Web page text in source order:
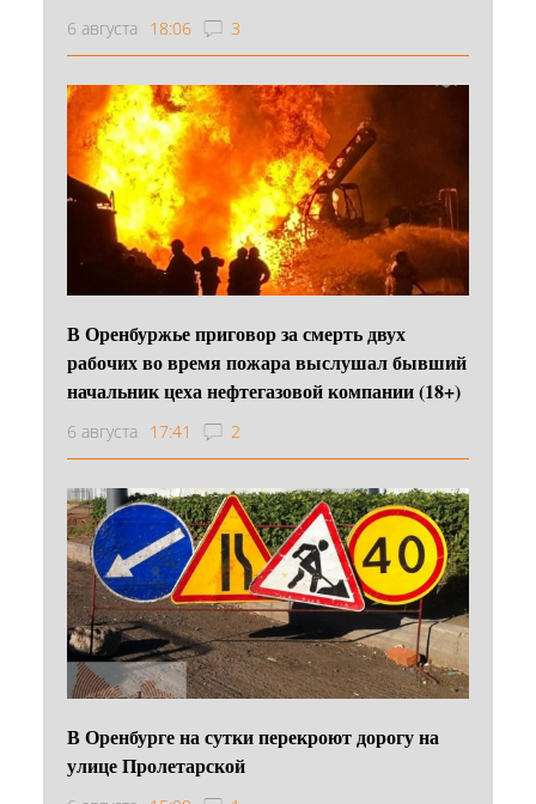
6 августа 18:06 3
В Оренбуржье приговор за смерть двух
рабочих во время пожара выслушал бывший
начальник цеха нефтегазовой компании (18+)
6 августа 17:41 2
В Оренбурге на сутки перекроют дорогу на
улице Пролетарской